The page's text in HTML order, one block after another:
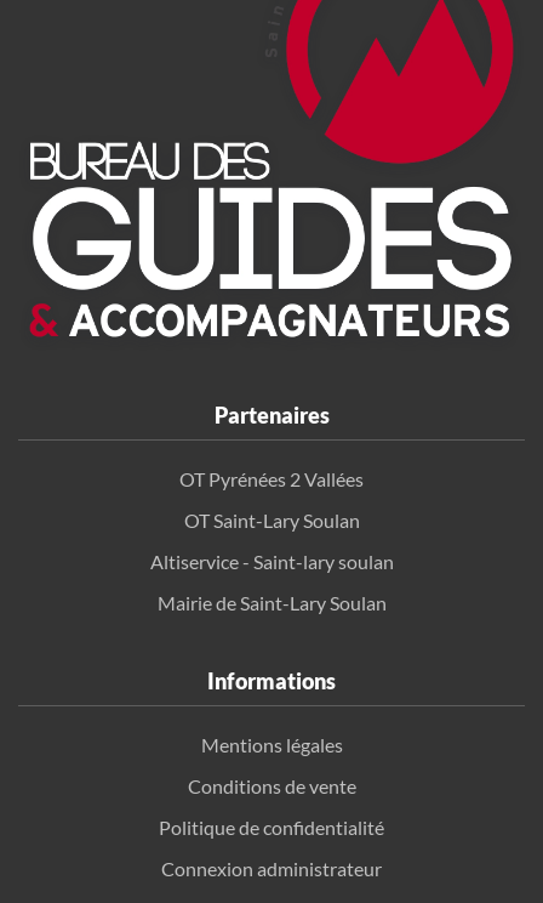
Partenaires
OT Pyrénées 2 Vallées
OT Saint-Lary Soulan
Altiservice - Saint-lary soulan
Mairie de Saint-Lary Soulan
Informations
Mentions légales
Conditions de vente
Politique de confidentialité
Connexion administrateur